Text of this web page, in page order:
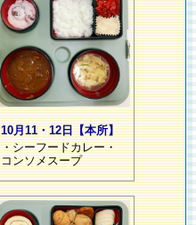
10月11・12日【本所】
・シーフードカレー・
コンソメスープ